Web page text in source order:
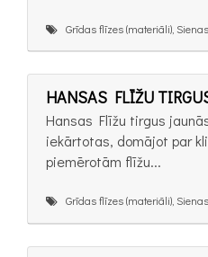
Grīdas flīzes (materiāli),
HANSAS FLĪŽU
Hansas Flīžu tirgus
iekārtotas, domājot par
piemērotām flīžu...
Grīdas flīzes (materiāli),